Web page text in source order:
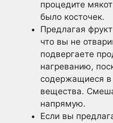
процедите
было косточек.
Предлагая
что вы не
подвергаете
нагреванию,
содержащиеся в
вещества.
напрямую.
Если вы